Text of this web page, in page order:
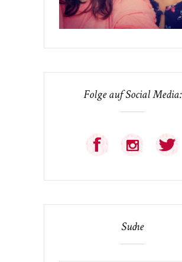
Folge auf Social Media:
Suche